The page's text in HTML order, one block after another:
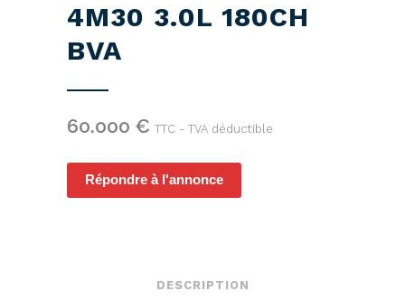
4M30 3.0L 180CH
BVA
60.000 € TTC - TVA déductible
Répondre à l'annonce
DESCRIPTION